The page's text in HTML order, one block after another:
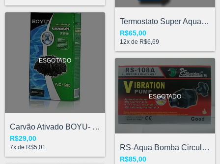
Termostato Super Aquatic - 50W - 110 V
R$65,00
12x de R$6,69
ESGOTADO
Carvão Ativado BOYU- 500gr
R$29,00
7x de R$5,01
ESGOTADO
RS-Aqua Bomba Circulação RS-108A 3000L/h
R$85,00